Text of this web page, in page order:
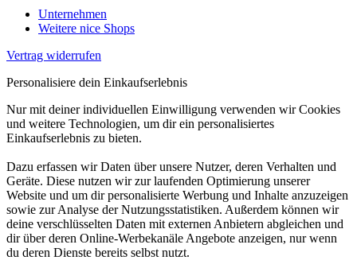
Unternehmen
Weitere nice Shops
Vertrag widerrufen
Personalisiere dein Einkaufserlebnis
Nur mit deiner individuellen Einwilligung verwenden wir Cookies
und weitere Technologien, um dir ein personalisiertes
Einkaufserlebnis zu bieten.
Dazu erfassen wir Daten über unsere Nutzer, deren Verhalten und
Geräte. Diese nutzen wir zur laufenden Optimierung unserer
Website und um dir personalisierte Werbung und Inhalte anzuzeigen
sowie zur Analyse der Nutzungsstatistiken. Außerdem können wir
deine verschlüsselten Daten mit externen Anbietern abgleichen und
dir über deren Online-Werbekanäle Angebote anzeigen, nur wenn
du deren Dienste bereits selbst nutzt.